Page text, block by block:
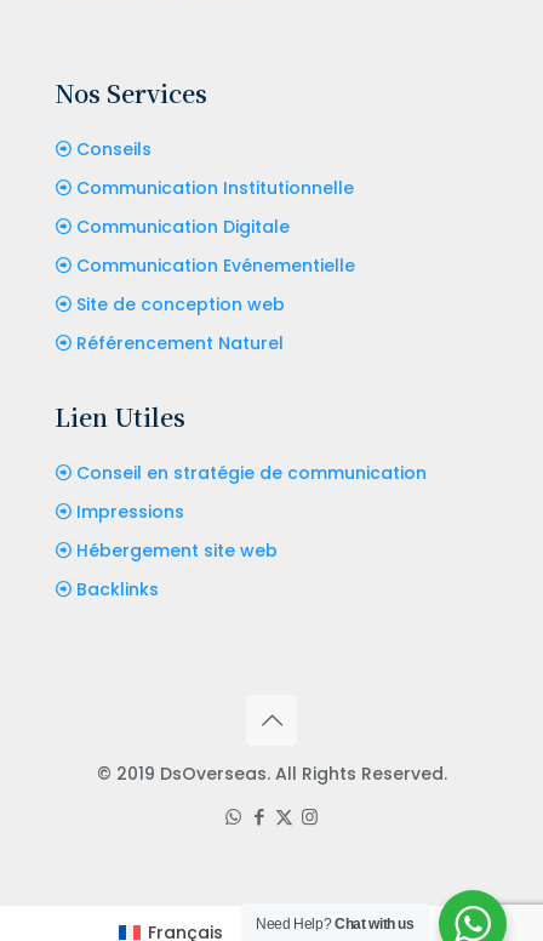
Nos Services
Conseils
Communication Institutionnelle
Communication Digitale
Communication Evénementielle
Site de conception web
Référencement Naturel
Lien Utiles
Conseil en stratégie de communication
Impressions
Hébergement site web
Backlinks
© 2019 DsOverseas. All Rights Reserved.
Need Help?Chat with us
Français English(Anglais